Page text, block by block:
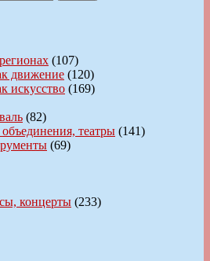
(107)
движение (120)
искусство (169)
(82)
театры (141)
(69)
концерты (233)